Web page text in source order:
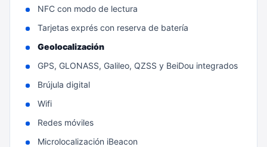
NFC con modo de lectura
Tarjetas exprés con reserva de batería
Geolocalización
GPS, GLONASS, Galileo, QZSS y BeiDou integrados
Brújula digital
Wifi
Redes móviles
Microlocalización iBeacon